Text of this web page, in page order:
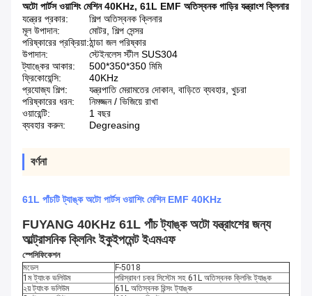
অটো পার্টস ওয়াশিং মেশিন 40KHz, 61L EMF অতিস্বনক গাড়ির যন্ত্রাংশ ক্লিনার
যন্ত্রের প্রকার:
শিল্প অতিস্বনক ক্লিনার
মূল উপাদান:
মোটর, শিল্প সেন্সর
পরিষ্কারের প্রক্রিয়া:ঠান্ডা জল পরিষ্কার
উপাদান:
স্টেইনলেস স্টীল SUS304
ট্যাঙ্কের আকার:
500*350*350 মিমি
ফ্রিকোয়েন্সি:
40KHz
প্রযোজ্য শিল্প:
যন্ত্রপাতি মেরামতের দোকান, বাড়িতে ব্যবহার, খুচরা
পরিষ্কারের ধরন:
নিমজ্জন / ভিজিয়ে রাখা
ওয়ারেন্টি:
1 বছর
ব্যবহার করুন:
Degreasing
বর্ণনা
61L পাঁচটি ট্যাঙ্ক অটো পার্টস ওয়াশিং মেশিন EMF 40KHz
FUYANG 40KHz 61L পাঁচ ট্যাঙ্ক অটো যন্ত্রাংশের জন্য
আল্ট্রাসনিক ক্লিনিং ইকুইপমেন্ট ইএমএফ
স্পেসিফিকেশন
মডেল
F-5018
1ম ট্যাংক ভলিউম
পরিস্রাবণ চক্র সিস্টেম সহ 61L অতিস্বনক ক্লিনিং ট্যাঙ্ক
২য় ট্যাংক ভলিউম
61L অতিস্বনক রিন্সং ট্যাঙ্ক